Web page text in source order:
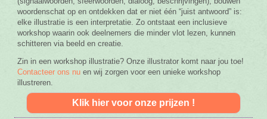
woordenschat op en ontdekken dat er niet één “juist antwoord” is:
elke illustratie is een interpretatie. Zo ontstaat een inclusieve
workshop waarin ook deelnemers die minder vlot lezen, kunnen
schitteren via beeld en creatie.
Zin in een workshop illustratie? Onze illustrator komt naar jou toe!
Contacteer ons nu en wij zorgen voor een unieke workshop
illustreren.
Klik hier voor onze prijzen !